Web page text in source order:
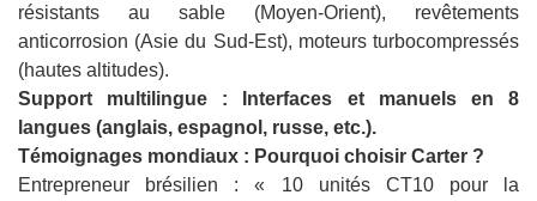
résistants au sable (Moyen-Orient), revêtements
anticorrosion (Asie du Sud-Est), moteurs turbocompressés
(hautes altitudes).
Support multilingue : Interfaces et manuels en 8
langues (anglais, espagnol, russe, etc.).
Témoignages mondiaux : Pourquoi choisir Carter ?
Entrepreneur brésilien : « 10 unités CT10 pour la